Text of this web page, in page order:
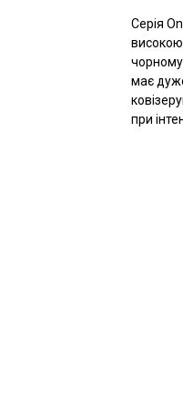
Серія
чорному
має
при